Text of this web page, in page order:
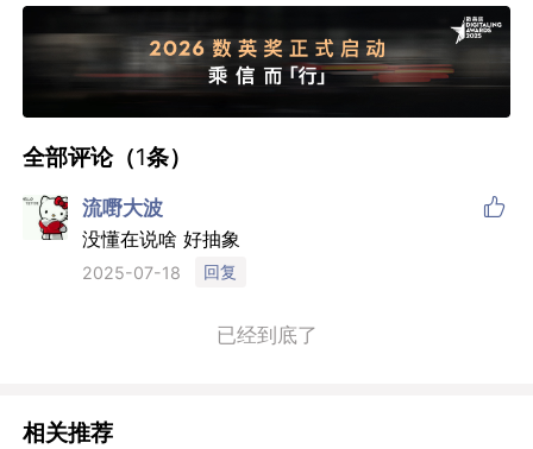
全部评论（1条）
流嘢大波 
没懂在说啥 好抽象
2025-07-18 回复
已经到底了
相关推荐